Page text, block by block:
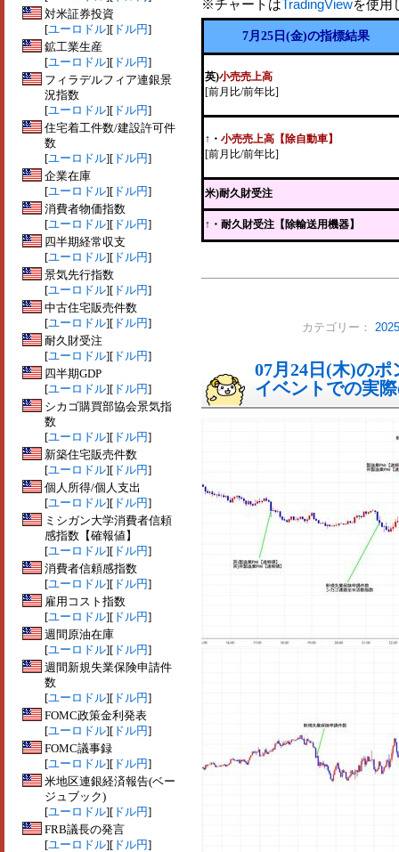
対米証券投資
[ユーロドル][ ドル円]
鉱工業生産
[ユーロドル][ ドル円]
フィラデルフィア連銀景
況指数
[ユーロドル][ ドル円]
住宅着工件数/建設許可件
数
[ユーロドル][ ドル円]
企業在庫
[ユーロドル][ ドル円]
消費者物価指数
[ユーロドル][ ドル円]
四半期経常収支
[ユーロドル][ ドル円]
景気先行指数
[ユーロドル][ ドル円]
中古住宅販売件数
[ユーロドル][ ドル円]
耐久財受注
[ユーロドル][ ドル円]
四半期GDP
[ユーロドル][ ドル円]
シカゴ購買部協会景気指
数
[ユーロドル][ ドル円]
新築住宅販売件数
[ユーロドル][ ドル円]
個人所得/個人支出
[ユーロドル][ ドル円]
ミシガン大学消費者信頼
感指数【確報値】
[ユーロドル][ ドル円]
消費者信頼感指数
[ユーロドル][ ドル円]
雇用コスト指数
[ユーロドル][ ドル円]
週間原油在庫
[ユーロドル][ ドル円]
週間新規失業保険申請件
数
[ユーロドル][ ドル円]
FOMC政策金利発表
[ユーロドル][ ドル円]
FOMC議事録
[ユーロドル][ ドル円]
米地区連銀経済報告(ベー
ジュブック)
[ユーロドル][ ドル円]
FRB議長の発言
[ユーロドル][ ドル円]
※チャートはTradingViewを使用
7月25日(金)の指標結果
英)小売売上高
[前月比/前年比]
↑ ・ 小売売上高【除自動車】
[前月比/前年比]
米)耐久財受注
↑ ・耐久財受注【除輸送用機器】
カテゴリー：
07月24日(木)の
イベントでの実